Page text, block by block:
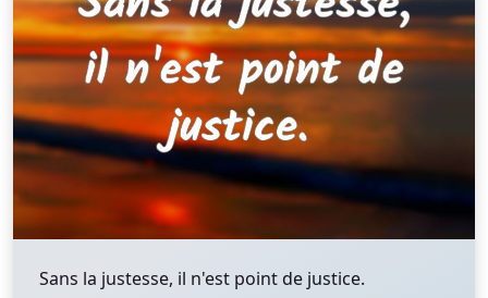
Sans la justesse, il n'est point de justice.